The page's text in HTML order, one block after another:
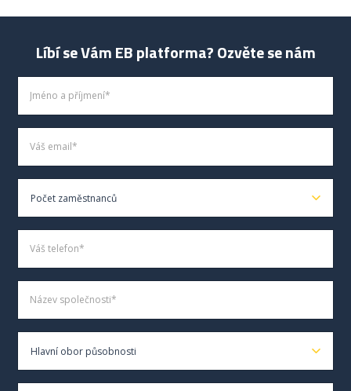
Líbí se Vám EB platforma? Ozvěte se nám